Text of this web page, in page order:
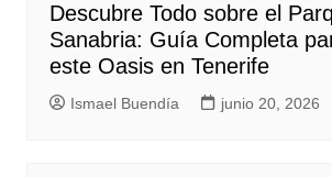
Descubre Todo sobre el
Sanabria: Guía Completa
este Oasis en Tenerife
Ismael Buendía junio 20, 2026